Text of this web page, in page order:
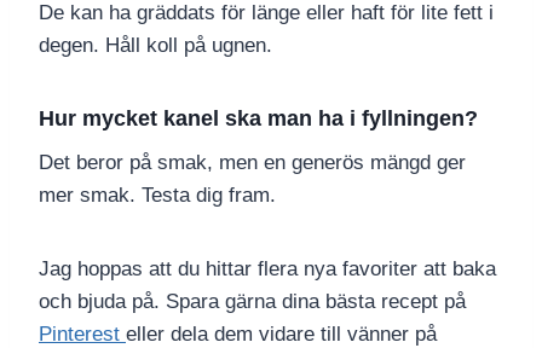
De kan ha gräddats för länge eller haft för lite fett i
degen. Håll koll på ugnen.
Hur mycket kanel ska man ha i fyllningen?
Det beror på smak, men en generös mängd ger
mer smak. Testa dig fram.
Jag hoppas att du hittar flera nya favoriter att baka
och bjuda på. Spara gärna dina bästa recept på
Pinterest eller dela dem vidare till vänner på